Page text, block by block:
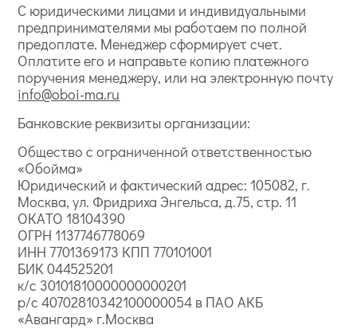
С юридическими лицами и индивидуальными
предпринимателями мы работаем по полной
предоплате. Менеджер сформирует счет.
Оплатите его и направьте копию платежного
поручения менеджеру, или на электронную почту
info@oboi-ma.ru
Банковские реквизиты организации:
Общество с ограниченной ответственностью
«Обойма»
Юридический и фактический адрес: 105082, г.
Москва, ул. Фридриха Энгельса, д.75, стр. 11
ОКАТО 18104390
ОГРН 1137746778069
ИНН 7701369173 КПП 770101001
БИК 044525201
к/с 30101810000000000201
р/с 40702810342100000054 в ПАО АКБ
«Авангард» г.Москва